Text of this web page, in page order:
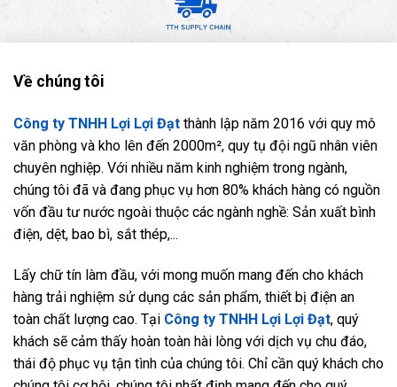
Về chúng tôi
Công ty TNHH Lợi Lợi Đạt thành lập năm 2016 với quy mô
văn phòng và kho lên đến 2000m², quy tụ đội ngũ nhân viên
chuyên nghiệp. Với nhiều năm kinh nghiệm trong ngành,
chúng tôi đã và đang phục vụ hơn 80% khách hàng có nguồn
vốn đầu tư nước ngoài thuộc các ngành nghề: Sản xuất bình
điện, dệt, bao bì, sắt thép,...
Lấy chữ tín làm đầu, với mong muốn mang đến cho khách
hàng trải nghiệm sử dụng các sản phẩm, thiết bị điện an
toàn chất lượng cao. Tại Công ty TNHH Lợi Lợi Đạt, quý
khách sẽ cảm thấy hoàn toàn hài lòng với dịch vụ chu đáo,
thái độ phục vụ tận tình của chúng tôi. Chỉ cần quý khách cho